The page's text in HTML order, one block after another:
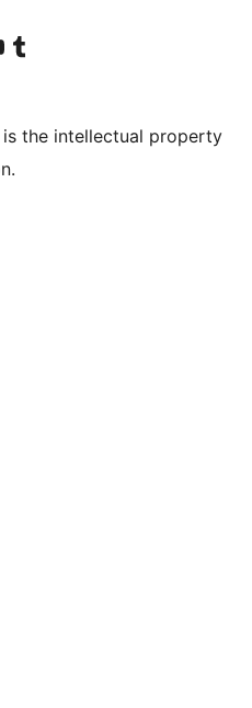
account
YouTube kanaal
Bezoek onze Tumblr account
the intellectual property